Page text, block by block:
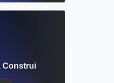
Oraciones Claras